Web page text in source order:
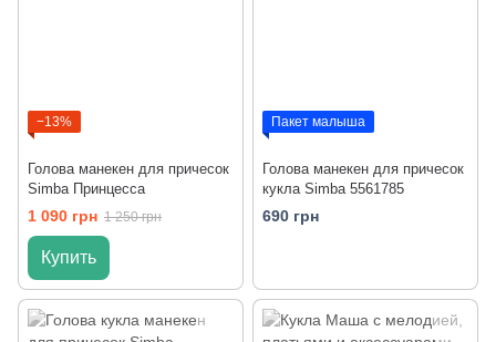
−13%
Голова манекен для причесок
Simba Принцесса
1 090 грн 1 250 грн
Купить
Пакет малыша
Голова манекен для причесок
кукла Simba 5561785
690 грн